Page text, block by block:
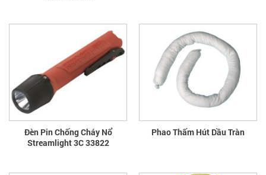
Đèn Pin Chống Cháy Nổ
Streamlight 3C 33822
Phao Thấm Hút Dầu Tràn